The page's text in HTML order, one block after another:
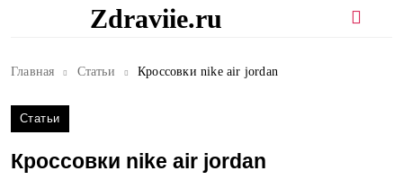
Zdraviie.ru
Главная Статьи Кроссовки nike air jordan
Статьи
Кроссовки nike air jordan